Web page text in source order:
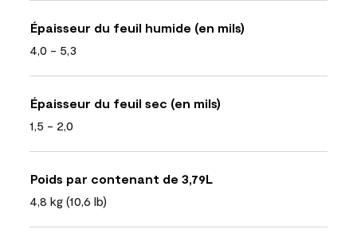
Épaisseur du feuil humide (en mils)
4,0 - 5,3
Épaisseur du feuil sec (en mils)
1,5 - 2,0
Poids par contenant de 3,79L
4,8 kg (10,6 lb)